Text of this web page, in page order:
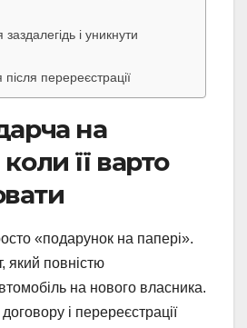
заздалегідь і уникнути
перереєстрації
на
її варто
«подарунок на папері».
який повністю
на нового власника.
і перереєстрації